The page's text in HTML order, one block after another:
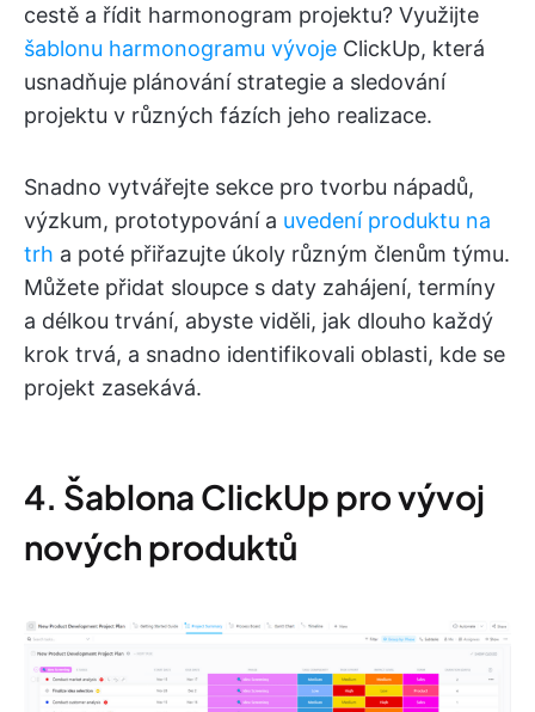
cestě a řídit harmonogram projektu? Využijte
šablonu harmonogramu vývoje ClickUp, která
usnadňuje plánování strategie a sledování
projektu v různých fázích jeho realizace.
Snadno vytvářejte sekce pro tvorbu nápadů,
výzkum, prototypování a uvedení produktu na
trh a poté přiřazujte úkoly různým členům týmu.
Můžete přidat sloupce s daty zahájení, termíny
a délkou trvání, abyste viděli, jak dlouho každý
krok trvá, a snadno identifikovali oblasti, kde se
projekt zasekává.
4. Šablona ClickUp pro vývoj
nových produktů